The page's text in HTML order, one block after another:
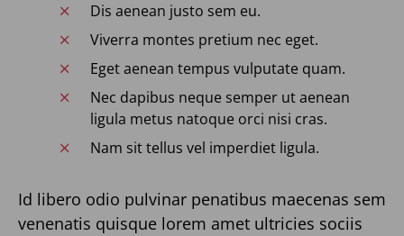
Dis aenean justo sem eu.
Viverra montes pretium nec eget.
Eget aenean tempus vulputate quam.
Nec dapibus neque semper ut aenean
ligula metus natoque orci nisi cras.
Nam sit tellus vel imperdiet ligula.
Id libero odio pulvinar penatibus maecenas sem
venenatis quisque lorem amet ultricies sociis